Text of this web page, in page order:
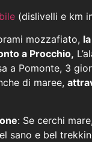
(dislivelli e km
mozzafiato,
a Procchio,
a Pomonte, 3
di maree,
: Se cerchi
sano e bel